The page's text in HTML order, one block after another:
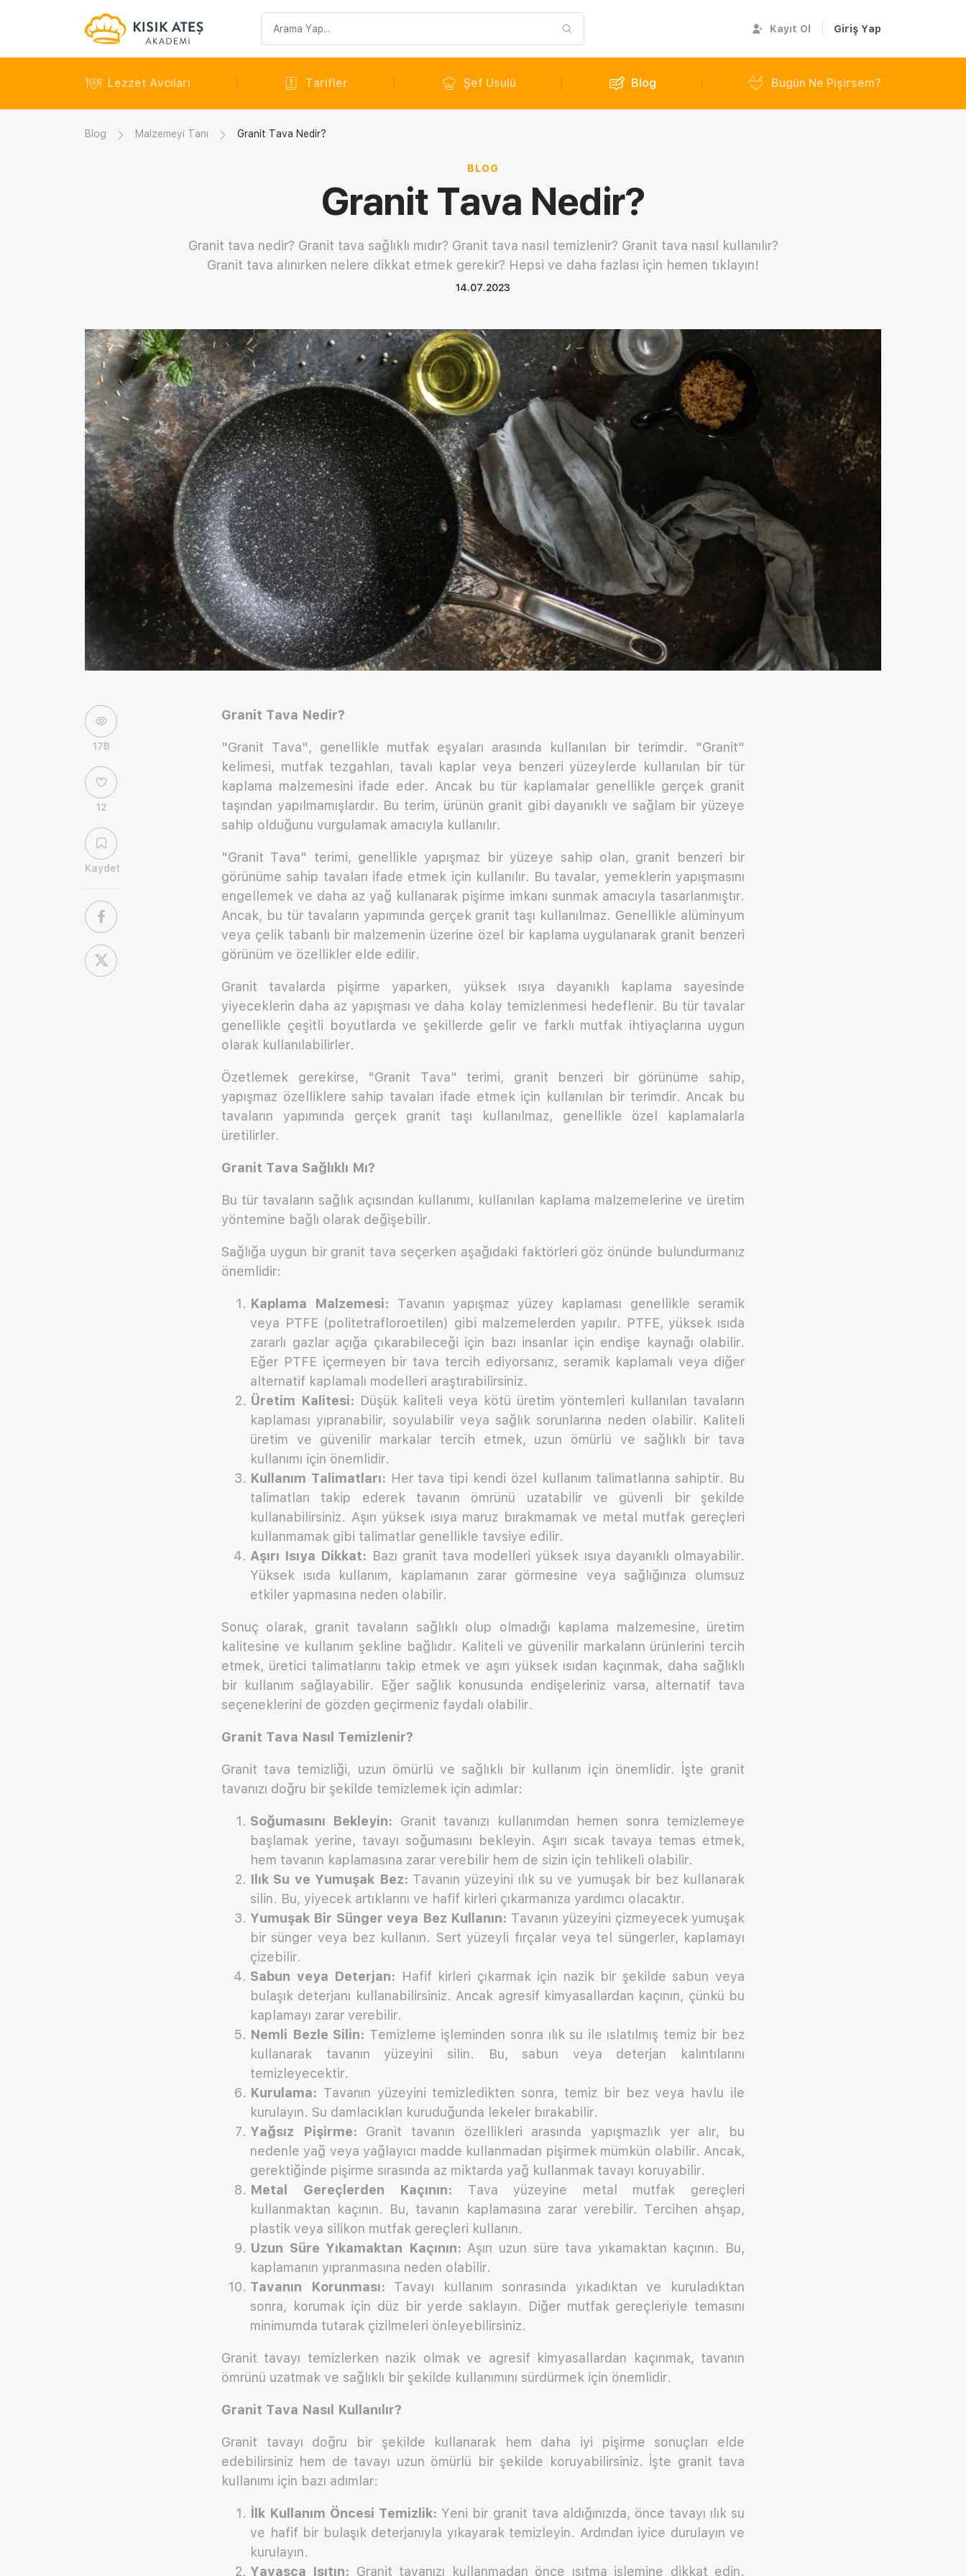
sorgusu
Kayıt Ol Giriş Yap
Lezzet Avcıları Tarifler Şef Usulü Blog Bugün Ne Pişirsem?
Blog Malzemeyi Tanı Granit Tava Nedir?
BLOG
Granit Tava Nedir?
Granit tava nedir? Granit tava sağlıklı mıdır? Granit tava nasıl temizlenir? Granit tava nasıl kullanılır?
Granit tava alınırken nelere dikkat etmek gerekir? Hepsi ve daha fazlası için hemen tıklayın!
14.07.2023
17B
12
Kaydet
Granit Tava Nedir?
"Granit Tava", genellikle mutfak eşyaları arasında kullanılan bir terimdir. "Granit"
kelimesi, mutfak tezgahları, tavalı kaplar veya benzeri yüzeylerde kullanılan bir tür
kaplama malzemesini ifade eder. Ancak bu tür kaplamalar genellikle gerçek granit
taşından yapılmamışlardır. Bu terim, ürünün granit gibi dayanıklı ve sağlam bir yüzeye
sahip olduğunu vurgulamak amacıyla kullanılır.
"Granit Tava" terimi, genellikle yapışmaz bir yüzeye sahip olan, granit benzeri bir
görünüme sahip tavaları ifade etmek için kullanılır. Bu tavalar, yemeklerin yapışmasını
engellemek ve daha az yağ kullanarak pişirme imkanı sunmak amacıyla tasarlanmıştır.
Ancak, bu tür tavaların yapımında gerçek granit taşı kullanılmaz. Genellikle alüminyum
veya çelik tabanlı bir malzemenin üzerine özel bir kaplama uygulanarak granit benzeri
görünüm ve özellikler elde edilir.
Granit tavalarda pişirme yaparken, yüksek ısıya dayanıklı kaplama sayesinde
yiyeceklerin daha az yapışması ve daha kolay temizlenmesi hedeflenir. Bu tür tavalar
genellikle çeşitli boyutlarda ve şekillerde gelir ve farklı mutfak ihtiyaçlarına uygun
olarak kullanılabilirler.
Özetlemek gerekirse, "Granit Tava" terimi, granit benzeri bir görünüme sahip,
yapışmaz özelliklere sahip tavaları ifade etmek için kullanılan bir terimdir. Ancak bu
tavaların yapımında gerçek granit taşı kullanılmaz, genellikle özel kaplamalarla
üretilirler.
Granit Tava Sağlıklı Mı?
Bu tür tavaların sağlık açısından kullanımı, kullanılan kaplama malzemelerine ve üretim
yöntemine bağlı olarak değişebilir.
Sağlığa uygun bir granit tava seçerken aşağıdaki faktörleri göz önünde bulundurmanız
önemlidir:
Kaplama Malzemesi: Tavanın yapışmaz yüzey kaplaması genellikle seramik
veya PTFE (politetrafloroetilen) gibi malzemelerden yapılır. PTFE, yüksek ısıda
zararlı gazlar açığa çıkarabileceği için bazı insanlar için endişe kaynağı olabilir.
Eğer PTFE içermeyen bir tava tercih ediyorsanız, seramik kaplamalı veya diğer
alternatif kaplamalı modelleri araştırabilirsiniz.
Üretim Kalitesi: Düşük kaliteli veya kötü üretim yöntemleri kullanılan tavaların
kaplaması yıpranabilir, soyulabilir veya sağlık sorunlarına neden olabilir. Kaliteli
üretim ve güvenilir markalar tercih etmek, uzun ömürlü ve sağlıklı bir tava
kullanımı için önemlidir.
Kullanım Talimatları: Her tava tipi kendi özel kullanım talimatlarına sahiptir. Bu
talimatları takip ederek tavanın ömrünü uzatabilir ve güvenli bir şekilde
kullanabilirsiniz. Aşırı yüksek ısıya maruz bırakmamak ve metal mutfak gereçleri
kullanmamak gibi talimatlar genellikle tavsiye edilir.
Aşırı Isıya Dikkat: Bazı granit tava modelleri yüksek ısıya dayanıklı olmayabilir.
Yüksek ısıda kullanım, kaplamanın zarar görmesine veya sağlığınıza olumsuz
etkiler yapmasına neden olabilir.
Sonuç olarak, granit tavaların sağlıklı olup olmadığı kaplama malzemesine, üretim
kalitesine ve kullanım şekline bağlıdır. Kaliteli ve güvenilir markaların ürünlerini tercih
etmek, üretici talimatlarını takip etmek ve aşırı yüksek ısıdan kaçınmak, daha sağlıklı
bir kullanım sağlayabilir. Eğer sağlık konusunda endişeleriniz varsa, alternatif tava
seçeneklerini de gözden geçirmeniz faydalı olabilir.
Granit Tava Nasıl Temizlenir?
Granit tava temizliği, uzun ömürlü ve sağlıklı bir kullanım için önemlidir. İşte granit
tavanızı doğru bir şekilde temizlemek için adımlar:
Soğumasını Bekleyin: Granit tavanızı kullanımdan hemen sonra temizlemeye
başlamak yerine, tavayı soğumasını bekleyin. Aşırı sıcak tavaya temas etmek,
hem tavanın kaplamasına zarar verebilir hem de sizin için tehlikeli olabilir.
Ilık Su ve Yumuşak Bez: Tavanın yüzeyini ılık su ve yumuşak bir bez kullanarak
silin. Bu, yiyecek artıklarını ve hafif kirleri çıkarmanıza yardımcı olacaktır.
Yumuşak Bir Sünger veya Bez Kullanın: Tavanın yüzeyini çizmeyecek yumuşak
bir sünger veya bez kullanın. Sert yüzeyli fırçalar veya tel süngerler, kaplamayı
çizebilir.
Sabun veya Deterjan: Hafif kirleri çıkarmak için nazik bir şekilde sabun veya
bulaşık deterjanı kullanabilirsiniz. Ancak agresif kimyasallardan kaçının, çünkü bu
kaplamayı zarar verebilir.
Nemli Bezle Silin: Temizleme işleminden sonra ılık su ile ıslatılmış temiz bir bez
kullanarak tavanın yüzeyini silin. Bu, sabun veya deterjan kalıntılarını
temizleyecektir.
Kurulama: Tavanın yüzeyini temizledikten sonra, temiz bir bez veya havlu ile
kurulayın. Su damlacıkları kuruduğunda lekeler bırakabilir.
Yağsız Pişirme: Granit tavanın özellikleri arasında yapışmazlık yer alır, bu
nedenle yağ veya yağlayıcı madde kullanmadan pişirmek mümkün olabilir. Ancak,
gerektiğinde pişirme sırasında az miktarda yağ kullanmak tavayı koruyabilir.
Metal Gereçlerden Kaçının: Tava yüzeyine metal mutfak gereçleri
kullanmaktan kaçının. Bu, tavanın kaplamasına zarar verebilir. Tercihen ahşap,
plastik veya silikon mutfak gereçleri kullanın.
Uzun Süre Yıkamaktan Kaçının: Aşırı uzun süre tava yıkamaktan kaçının. Bu,
kaplamanın yıpranmasına neden olabilir.
Tavanın Korunması: Tavayı kullanım sonrasında yıkadıktan ve kuruladıktan
sonra, korumak için düz bir yerde saklayın. Diğer mutfak gereçleriyle temasını
minimumda tutarak çizilmeleri önleyebilirsiniz.
Granit tavayı temizlerken nazik olmak ve agresif kimyasallardan kaçınmak, tavanın
ömrünü uzatmak ve sağlıklı bir şekilde kullanımını sürdürmek için önemlidir.
Granit Tava Nasıl Kullanılır?
Granit tavayı doğru bir şekilde kullanarak hem daha iyi pişirme sonuçları elde
edebilirsiniz hem de tavayı uzun ömürlü bir şekilde koruyabilirsiniz. İşte granit tava
kullanımı için bazı adımlar:
İlk Kullanım Öncesi Temizlik: Yeni bir granit tava aldığınızda, önce tavayı ılık su
ve hafif bir bulaşık deterjanıyla yıkayarak temizleyin. Ardından iyice durulayın ve
kurulayın.
Yavaşça Isıtın: Granit tavanızı kullanmadan önce ısıtma işlemine dikkat edin.